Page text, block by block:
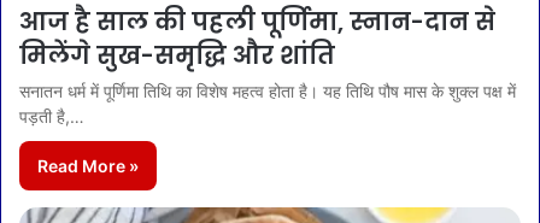
आज है साल की पहली पूर्णिमा, स्नान-दान से
मिलेंगे सुख-समृद्धि और शांति
सनातन धर्म में पूर्णिमा तिथि का विशेष महत्व होता है। यह तिथि पौष मास के शुक्ल पक्ष में
पड़ती है,…
Read More »